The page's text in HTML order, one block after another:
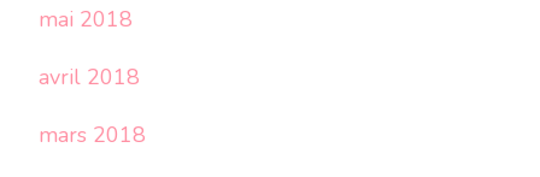
mai 2018
avril 2018
mars 2018